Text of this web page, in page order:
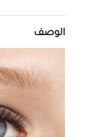
الوصف